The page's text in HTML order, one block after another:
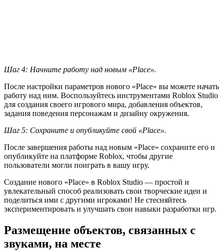
Шаг 4: Начните работу над новым «Place».
После настройки параметров нового «Place» вы можете начать
работу над ним. Воспользуйтесь инструментами Roblox Studio
для создания своего игрового мира, добавления объектов,
задания поведения персонажам и дизайну окружения.
Шаг 5: Сохраните и опубликуйте свой «Place».
После завершения работы над новым «Place» сохраните его и
опубликуйте на платформе Roblox, чтобы другие
пользователи могли поиграть в вашу игру.
Создание нового «Place» в Roblox Studio — простой и
увлекательный способ реализовать свои творческие идеи и
поделиться ими с другими игроками! Не стесняйтесь
экспериментировать и улучшать свои навыки разработки игр.
Размещение объектов, связанных с
звуками, на месте